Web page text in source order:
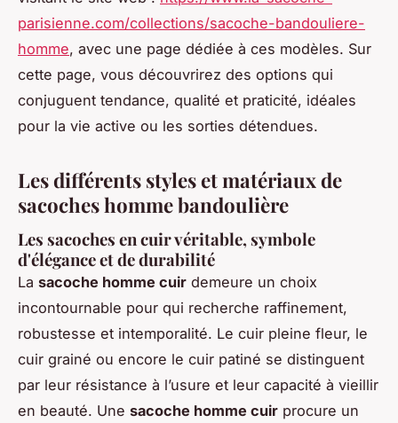
parisienne.com/collections/sacoche-bandouliere-
homme, avec une page dédiée à ces modèles. Sur
cette page, vous découvrirez des options qui
conjuguent tendance, qualité et praticité, idéales
pour la vie active ou les sorties détendues.
Les différents styles et matériaux de
sacoches homme bandoulière
Les sacoches en cuir véritable, symbole
d'élégance et de durabilité
La sacoche homme cuir demeure un choix
incontournable pour qui recherche raffinement,
robustesse et intemporalité. Le cuir pleine fleur, le
cuir grainé ou encore le cuir patiné se distinguent
par leur résistance à l’usure et leur capacité à vieillir
en beauté. Une sacoche homme cuir procure un